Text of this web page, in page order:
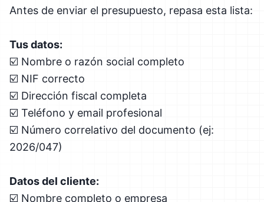
Antes de enviar el presupuesto, repasa esta lista:
Tus datos:
☑️ Nombre o razón social completo
☑️ NIF correcto
☑️ Dirección fiscal completa
☑️ Teléfono y email profesional
☑️ Número correlativo del documento (ej:
2026/047)
Datos del cliente:
☑️ Nombre completo o empresa